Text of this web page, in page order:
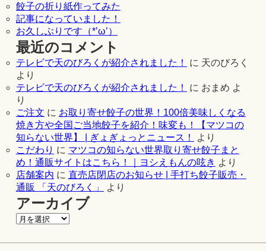
餃子の折り紙作ってみた
記事になっていました！
お久しぶりです（*’ω’）
最近のコメント
テレビで天のびろくが紹介されました！ に 天のびろく
より
テレビで天のびろくが紹介されました！
に おまめ よ
り
ご注文 に お取り寄せ餃子の世界！100倍美味しくなる
焼き方や全国ご当地餃子を紹介！味変も！【マツコの
知らない世界】 | ぎょぎょっとニュース！
より
こだわり に マツコの知らない世界取り寄せ餃子まと
め！通販サイトはこちら！｜ヨシえもんの呟き より
店舗案内 に 直売店閉店のお知らせ | 手打ち餃子販売・
通販 「天のびろく」
より
アーカイブ